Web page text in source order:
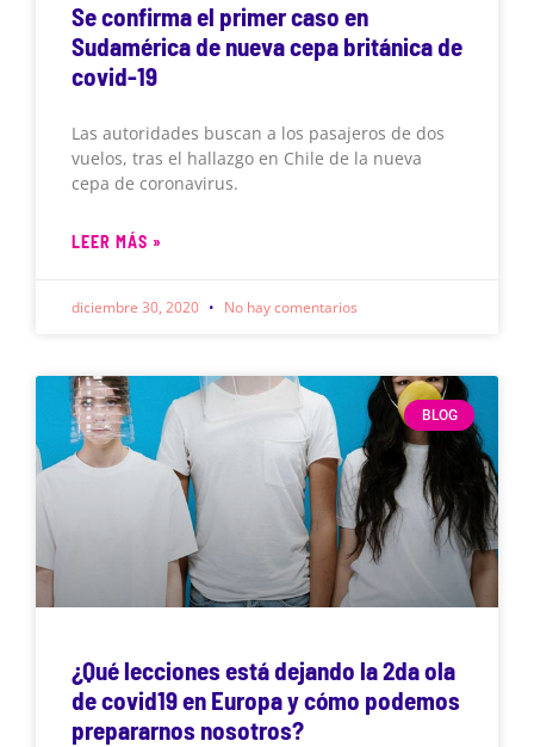
Se confirma el primer caso en
Sudamérica de nueva cepa británica de
covid-19
Las autoridades buscan a los pasajeros de dos
vuelos, tras el hallazgo en Chile de la nueva
cepa de coronavirus.
LEER MÁS »
diciembre 30, 2020 No hay comentarios
BLOG
¿Qué lecciones está dejando la 2da ola
de covid19 en Europa y cómo podemos
prepararnos nosotros?